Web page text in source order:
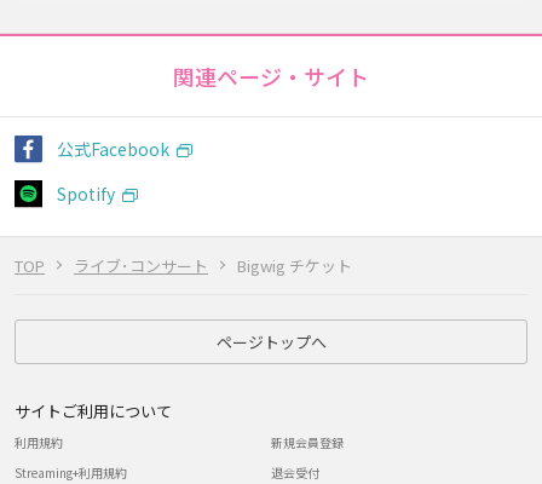
TOP ライブ･コンサート Bigwig チケット
関連ページ・サイト
公式Facebook
Spotify
ページトップへ
サイトご利用について
利用規約
Streaming+利用規約
新規会員登録
退会受付